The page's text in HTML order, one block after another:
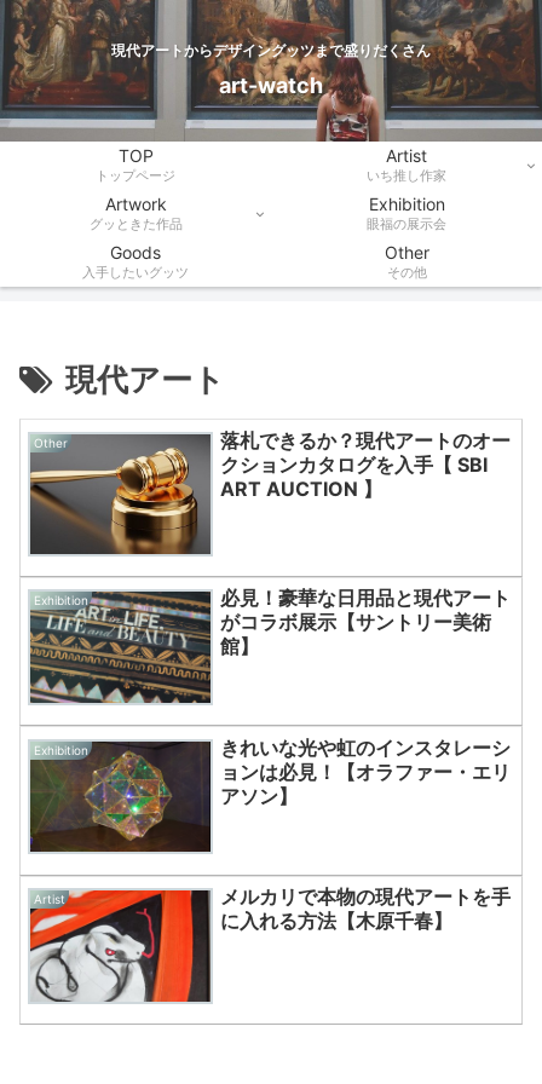
現代アートからデザイングッツまで盛りだくさん
art-watch
TOP
トップページ
Artist
いち推し作家
Artwork
グッときた作品
Exhibition
眼福の展示会
Goods
入手したいグッツ
Other
その他
現代アート
Other
落札できるか？現代アートのオー
クションカタログを入手【 SBI
ART AUCTION 】
Exhibition
必見！豪華な日用品と現代アート
がコラボ展示【サントリー美術
館】
Exhibition
きれいな光や虹のインスタレーシ
ョンは必見！【オラファー・エリ
アソン】
Artist
メルカリで本物の現代アートを手
に入れる方法【木原千春】